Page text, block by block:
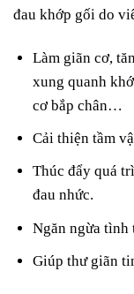
đau khớp gối do
Làm giãn cơ,
xung quanh
cơ bắp chân…
Cải thiện tầm
Thúc đẩy quá
đau nhức.
Ngăn ngừa tình
Giúp thư giãn